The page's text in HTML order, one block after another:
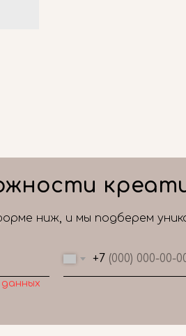
+7
данных
ниж, и мы подберем